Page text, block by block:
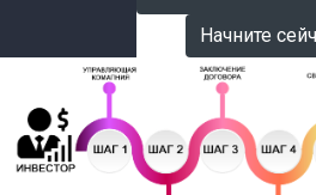
Начните